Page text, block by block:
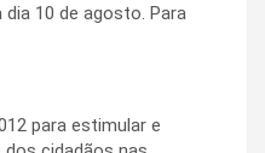
10 de agosto. Para
para estimular e